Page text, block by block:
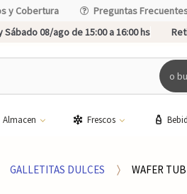
y Cobertura Preguntas
Sábado 08/ago de 15:00 a 16:00 hs
o
Almacen Frescos
GALLETITAS DULCES WAFER